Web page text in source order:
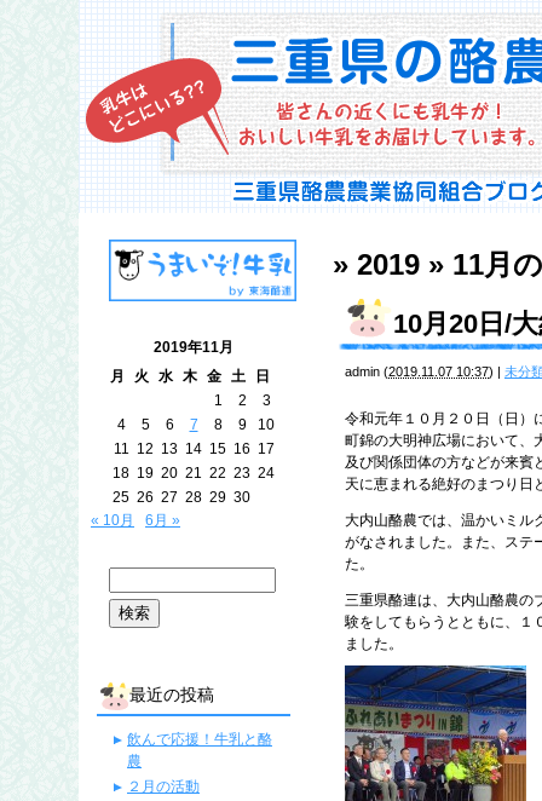
» 2019 » 11月
10月20日/
admin (2019.11.07 10:37) | 未分
令和元年１０月２０日（日）
町錦の大明神広場において、
及び関係団体の方などが来賓
天に恵まれる絶好のまつり日
大内山酪農では、温かいミル
がなされました。また、ステ
た。
三重県酪連は、大内山酪農の
験をしてもらうとともに、１
ました。
2019年11月
月
火 水 木 金 土
日
1
2
3
4
5 6 7 8 9
10
11
12 13 14 15 16 17
18 19 20 21 22 23 24
25 26 27 28 29 30
« 10月
6月 »
最近の投稿
飲んで応援！牛乳と酪
農
２月の活動